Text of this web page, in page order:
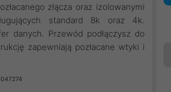
złącza oraz izolowanymi
standard 8k oraz 4k.
danych. Przewód podłączysz do
zapewniają pozłacane wtyki i